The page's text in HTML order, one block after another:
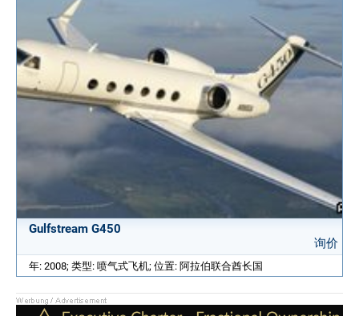
Gulfstream G450
询价
年: 2008; 类型: 喷气式飞机; 位置: 阿拉伯联合酋长国